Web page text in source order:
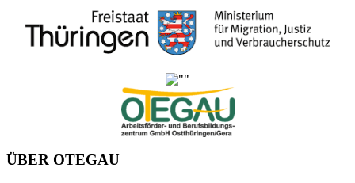
ÜBER OTEGAU